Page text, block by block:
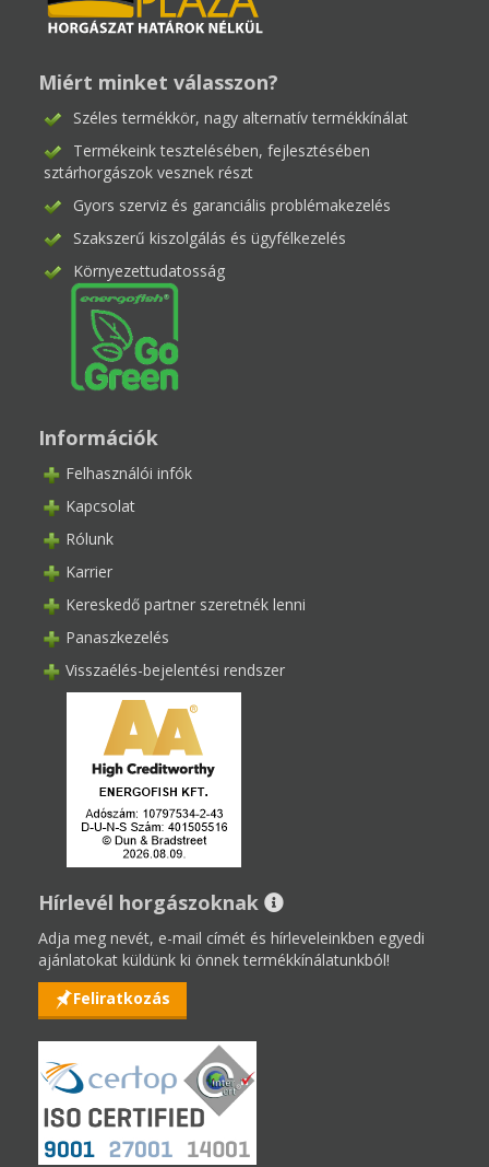
Miért minket válasszon?
Széles termékkör, nagy alternatív termékkínálat
Termékeink tesztelésében, fejlesztésében
sztárhorgászok vesznek részt
Gyors szerviz és garanciális problémakezelés
Szakszerű kiszolgálás és ügyfélkezelés
Környezettudatosság
Információk
Felhasználói infók
Kapcsolat
Rólunk
Karrier
Kereskedő partner szeretnék lenni
Panaszkezelés
Visszaélés-bejelentési rendszer
Hírlevél horgászoknak
Adja meg nevét, e-mail címét és hírleveleinkben egyedi
ajánlatokat küldünk ki önnek termékkínálatunkból!
Feliratkozás